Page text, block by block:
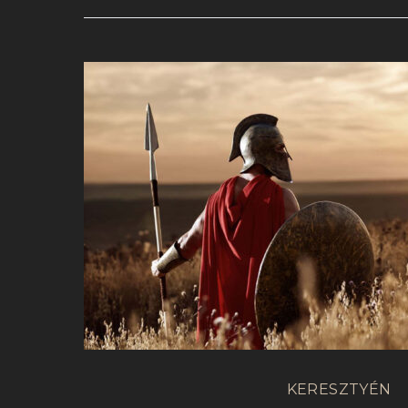
KERESZTYÉN